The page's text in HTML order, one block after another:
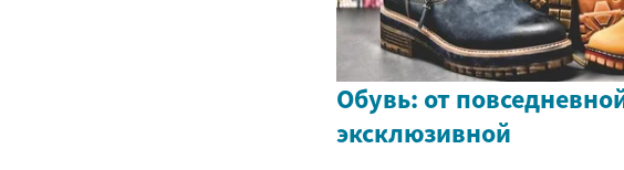
Обувь: от
эксклюзивной